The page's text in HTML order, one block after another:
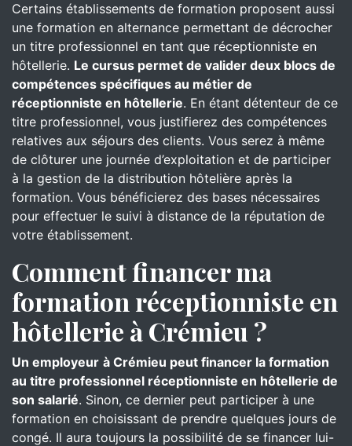
Certains établissements de formation proposent aussi
une formation en alternance permettant de décrocher
un titre professionnel en tant que réceptionniste en
hôtellerie. Le cursus permet de valider deux blocs de
compétences spécifiques au métier de
réceptionniste en hôtellerie. En étant détenteur de ce
titre professionnel, vous justifierez des compétences
relatives aux séjours des clients. Vous serez à même
de clôturer une journée d’exploitation et de participer
à la gestion de la distribution hôtelière après la
formation. Vous bénéficierez des bases nécessaires
pour effectuer le suivi à distance de la réputation de
votre établissement.
Comment financer ma
formation réceptionniste en
hôtellerie à Crémieu ?
Un employeur à Crémieu peut financer la formation
au titre professionnel réceptionniste en hôtellerie de
son salarié. Sinon, ce dernier peut participer à une
formation en choisissant de prendre quelques jours de
congé. Il aura toujours la possibilité de se financer lui-